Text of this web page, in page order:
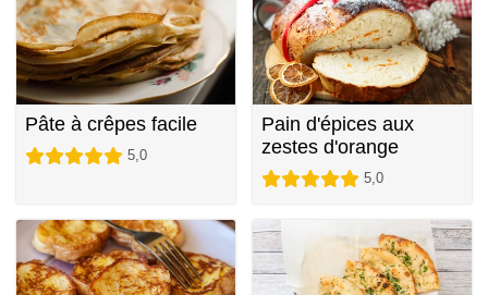
Pâte à crêpes facile
5,0
Pain d'épices aux
zestes d'orange
5,0